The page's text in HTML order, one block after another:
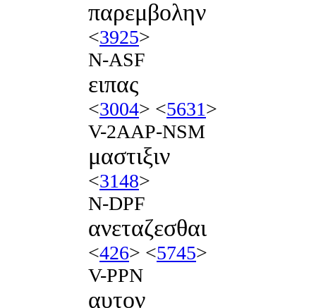
παρεμβολην
<3925>
N-ASF
ειπας
<3004> <5631>
V-2AAP-NSM
μαστιξιν
<3148>
N-DPF
ανεταζεσθαι
<426> <5745>
V-PPN
αυτον